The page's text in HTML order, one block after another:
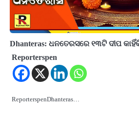
Dhanteras: ଧନତେରସରେ ୧୩ଟି ଦୀପ
Reporterspen
ReporterspenDhanteras…